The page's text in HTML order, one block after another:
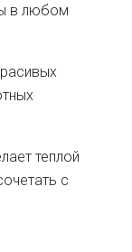
в любом
теплой
с